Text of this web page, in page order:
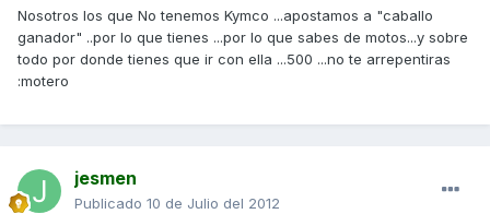
Nosotros los que No tenemos Kymco ...apostamos a "caballo
ganador" ..por lo que tienes ...por lo que sabes de motos...y sobre
todo por donde tienes que ir con ella ...500 ...no te arrepentiras
:motero
jesmen
Publicado 10 de Julio del 2012